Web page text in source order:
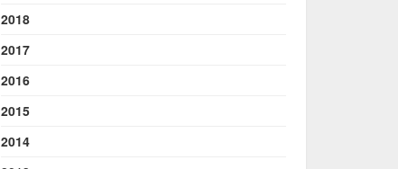
2018
2017
2016
2015
2014